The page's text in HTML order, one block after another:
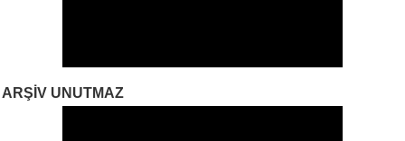
ARŞIV UNUTMAZ